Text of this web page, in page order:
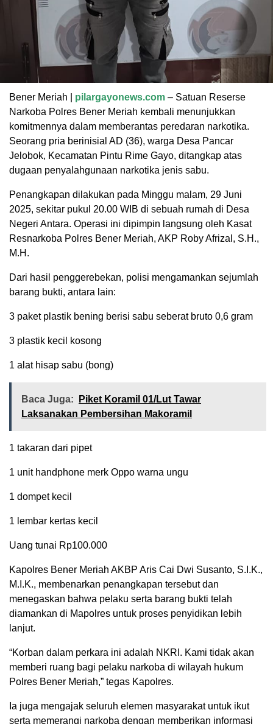
Bener Meriah | pilargayonews.com – Satuan Reserse
Narkoba Polres Bener Meriah kembali menunjukkan
komitmennya dalam memberantas peredaran narkotika.
Seorang pria berinisial AD (36), warga Desa Pancar
Jelobok, Kecamatan Pintu Rime Gayo, ditangkap atas
dugaan penyalahgunaan narkotika jenis sabu.
Penangkapan dilakukan pada Minggu malam, 29 Juni
2025, sekitar pukul 20.00 WIB di sebuah rumah di Desa
Negeri Antara. Operasi ini dipimpin langsung oleh Kasat
Resnarkoba Polres Bener Meriah, AKP Roby Afrizal, S.H.,
M.H.
Dari hasil penggerebekan, polisi mengamankan sejumlah
barang bukti, antara lain:
3 paket plastik bening berisi sabu seberat bruto 0,6 gram
3 plastik kecil kosong
1 alat hisap sabu (bong)
Baca Juga:
‎Piket Koramil 01/Lut Tawar
Laksanakan Pembersihan Makoramil
1 takaran dari pipet
1 unit handphone merk Oppo warna ungu
1 dompet kecil
1 lembar kertas kecil
Uang tunai Rp100.000
Kapolres Bener Meriah AKBP Aris Cai Dwi Susanto, S.I.K.,
M.I.K., membenarkan penangkapan tersebut dan
menegaskan bahwa pelaku serta barang bukti telah
diamankan di Mapolres untuk proses penyidikan lebih
lanjut.
“Korban dalam perkara ini adalah NKRI. Kami tidak akan
memberi ruang bagi pelaku narkoba di wilayah hukum
Polres Bener Meriah,” tegas Kapolres.
Ia juga mengajak seluruh elemen masyarakat untuk ikut
serta memerangi narkoba dengan memberikan informasi